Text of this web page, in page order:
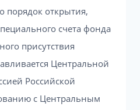
порядок открытия,
счета фонда
присутствия
Центральной
Российской
с Центральным